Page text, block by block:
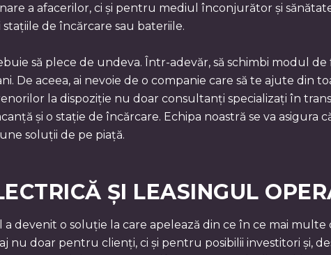
a afacerilor, ci și pentru mediul înconjurător și
stațiile de încărcare sau bateriile.
să plece de undeva. Într-adevăr, să schimbi modul
De aceea, ai nevoie de o companie care să te ajute din
la dispoziție nu doar consultanți specializați în
și o stație de încărcare. Echipa noastră se va
soluții de pe piață.
ȘI LEASINGUL
devenit o soluție la care apelează din ce în ce mai
nu doar pentru clienți, ci și pentru posibilii investitori și,